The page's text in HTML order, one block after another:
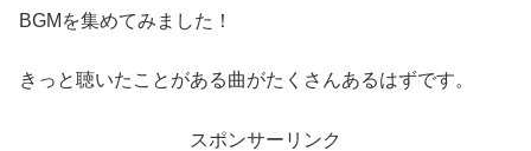
BGMを集めてみました！
きっと聴いたことがある曲がたくさんあるはずです。
スポンサーリンク